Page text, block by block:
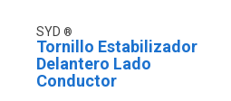
SYD
Tornillo Estabilizador
Delantero Lado
Conductor